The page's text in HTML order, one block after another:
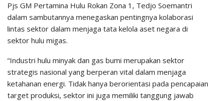
Pjs GM Pertamina Hulu Rokan Zona 1, Tedjo Soemantri
dalam sambutannya menegaskan pentingnya kolaborasi
lintas sektor dalam menjaga tata kelola aset negara di
sektor hulu migas.
“Industri hulu minyak dan gas bumi merupakan sektor
strategis nasional yang berperan vital dalam menjaga
ketahanan energi. Tidak hanya berorientasi pada pencapaian
target produksi, sektor ini juga memiliki tanggung jawab